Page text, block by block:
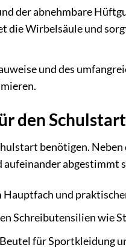
der abnehmbare
Wirbelsäule und
und des
den Schulstart
benötigen.
abgestimmt
und
Schreibutensilien wie
für Sportkleidung